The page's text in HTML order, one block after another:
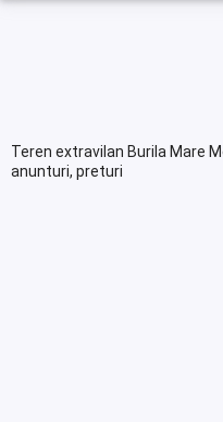
Teren extravilan Burila Mare
anunturi, preturi